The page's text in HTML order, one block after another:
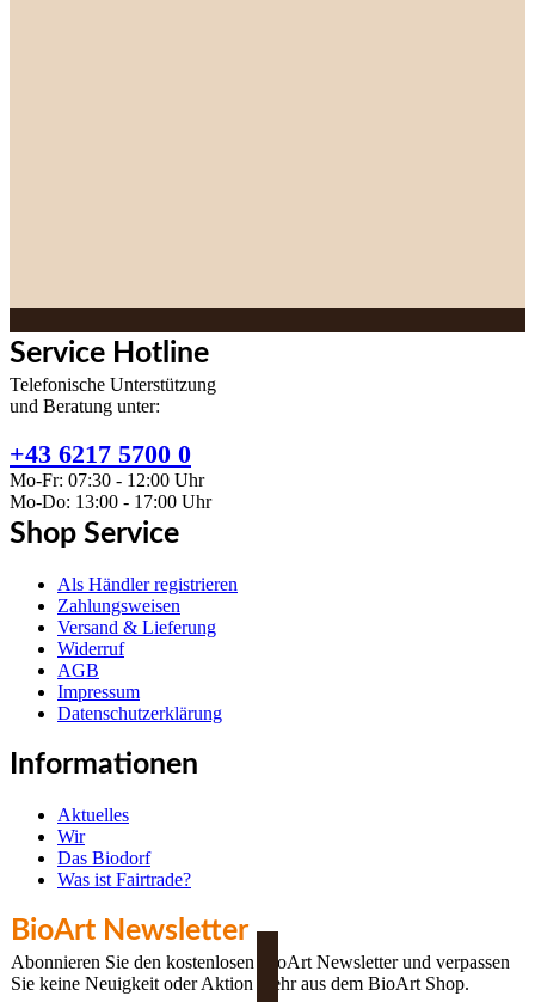
Service Hotline
Telefonische Unterstützung
und Beratung unter:
+43 6217 5700 0
Mo-Fr: 07:30 - 12:00 Uhr
Mo-Do: 13:00 - 17:00 Uhr
Shop Service
Als Händler registrieren
Zahlungsweisen
Versand & Lieferung
Widerruf
AGB
Impressum
Datenschutzerklärung
Informationen
Aktuelles
Wir
Das Biodorf
Was ist Fairtrade?
BioArt Newsletter
Abonnieren Sie den kostenlosen BioArt Newsletter und verpassen
Sie keine Neuigkeit oder Aktion mehr aus dem BioArt Shop.